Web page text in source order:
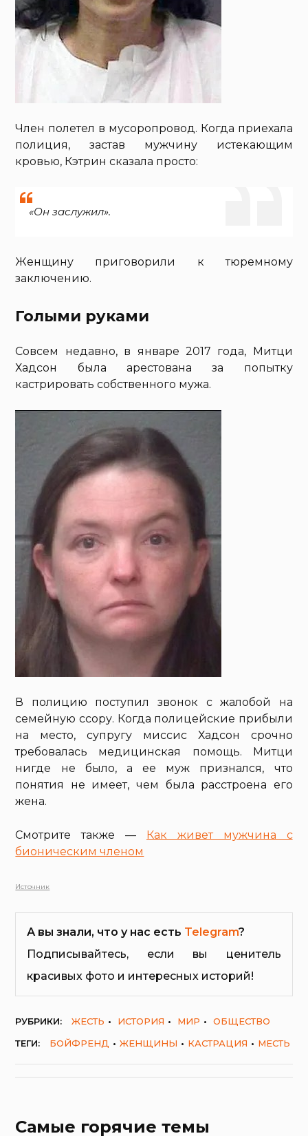
Член полетел в мусоропровод. Когда приехала
полиция, застав мужчину истекающим
кровью, Кэтрин сказала просто:
«Он заслужил».
Женщину приговорили к тюремному
заключению.
Голыми руками
Совсем недавно, в январе 2017 года, Митци
Хадсон была арестована за попытку
кастрировать собственного мужа.
В полицию поступил звонок с жалобой на
семейную ссору. Когда полицейские прибыли
на место, супругу миссис Хадсон срочно
требовалась медицинская помощь. Митци
нигде не было, а ее муж признался, что
понятия не имеет, чем была расстроена его
жена.
Смотрите также — Как живет мужчина с
бионическим членом
Источник
А вы знали, что у нас есть Telegram?
Подписывайтесь, если вы ценитель
красивых фото и интересных историй!
РУБРИКИ: ЖЕСТЬ ИСТОРИЯ МИР
ОБЩЕСТВО
ТЕГИ:
БОЙФРЕНД ЖЕНЩИНЫ КАСТРАЦИЯ МЕСТЬ
Самые горячие темы